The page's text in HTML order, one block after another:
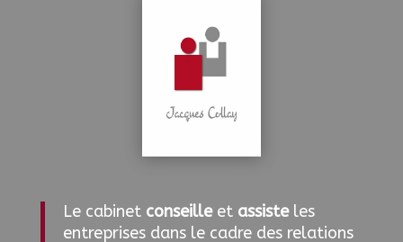
Le cabinet conseilleet assisteles
entreprises dans le cadre des relations